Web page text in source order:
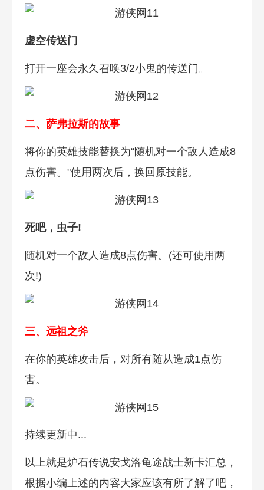
虚空传送门
打开一座会永久召唤3/2小鬼的传送门。
二、萨弗拉斯的故事
将你的英雄技能替换为“随机对一个敌人造成8
点伤害。"使用两次后，换回原技能。
死吧，虫子!
随机对一个敌人造成8点伤害。(还可使用两
次!)
三、远祖之斧
在你的英雄攻击后，对所有随从造成1点伤
害。
持续更新中...
以上就是炉石传说安戈洛龟途战士新卡汇总，
根据小编上述的内容大家应该有所了解了吧，